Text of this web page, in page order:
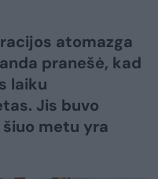
atomazga
pranešė, kad
laiku
Jis buvo
metu yra